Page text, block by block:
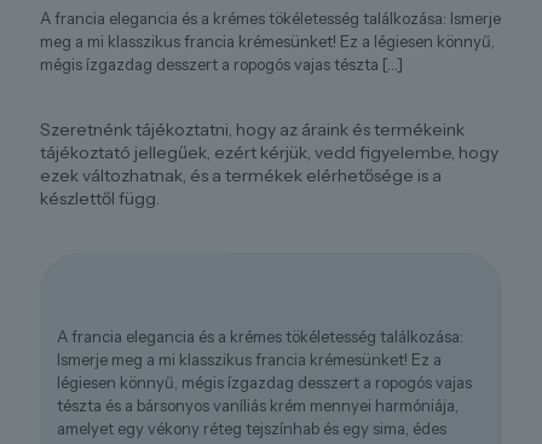
A francia elegancia és a krémes tökéletesség találkozása: Ismerje
meg a mi klasszikus francia krémesünket! Ez a légiesen könnyű,
mégis ízgazdag desszert a ropogós vajas tészta […]
Szeretnénk tájékoztatni, hogy az áraink és termékeink
tájékoztató jellegűek, ezért kérjük, vedd figyelembe, hogy
ezek változhatnak, és a termékek elérhetősége is a
készlettől függ.
A francia elegancia és a krémes tökéletesség találkozása:
Ismerje meg a mi klasszikus francia krémesünket! Ez a
légiesen könnyű, mégis ízgazdag desszert a ropogós vajas
tészta és a bársonyos vaníliás krém mennyei harmóniája,
amelyet egy vékony réteg tejszínhab és egy sima, édes